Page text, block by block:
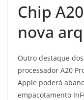
Chip
nova
Outro destaque
processador A20
Apple poderá
empacotamento